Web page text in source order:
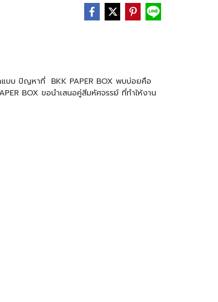
บ ปัญหาที่ BKK PAPER BOX พบบ่อยคือ
BOX ขอนำเสนอคู่สีมหัศจรรย์ ที่ทำให้งาน